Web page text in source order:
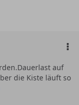
auf
die Kiste läuft so